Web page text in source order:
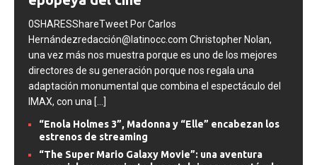
epopeya del cine
0SHARESShareTweet Por Carlos
Hernándezredacción@latinocc.com Christopher Nolan,
una vez más nos muestra porque es uno de los mejores
directores de su generación porque nos regala una
adaptación monumental que combina el espectáculo del
[...]
“Enola Holmes 3”, Madonna y “Elle” encabezan los
estrenos de streaming